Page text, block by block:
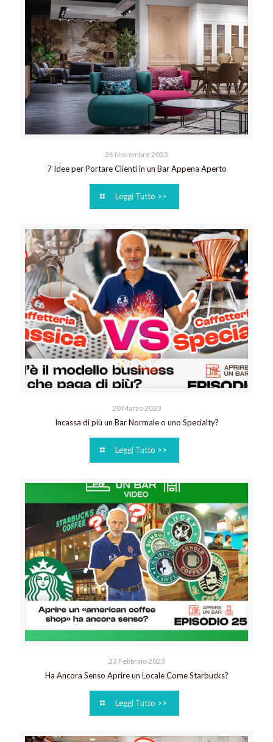
26 Novembre 2023
7 Idee per Portare Clienti in un Bar Appena Aperto
Leggi Tutto >>
20 Marzo 2023
Incassa di più un Bar Normale o uno Specialty?
Leggi Tutto >>
23 Febbraio 2023
Ha Ancora Senso Aprire un Locale Come Starbucks?
Leggi Tutto >>